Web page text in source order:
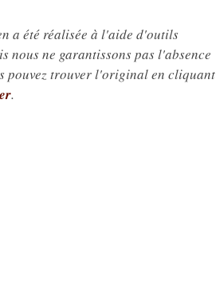
a été réalisée à l'aide d'outils
nous ne garantissons pas l'absence
pouvez trouver l'original en cliquant
.